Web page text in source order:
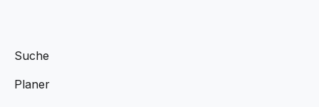
Suche
Planer